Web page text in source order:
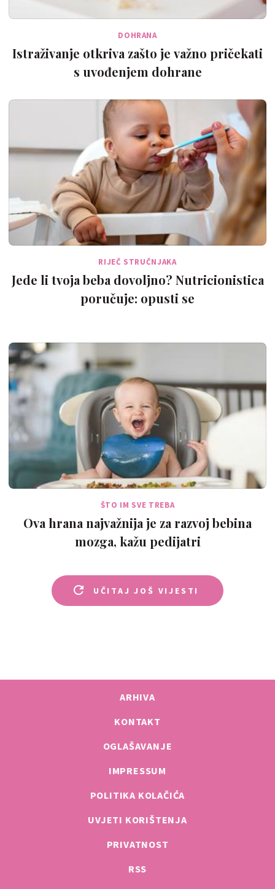
DOHRANA
Istraživanje otkriva zašto je važno pričekati
s uvođenjem dohrane
RIJEČ STRUČNJAKA
Jede li tvoja beba dovoljno? Nutricionistica
poručuje: opusti se
ŠTO IM SVE TREBA
Ova hrana najvažnija je za razvoj bebina
mozga, kažu pedijatri
UČITAJ JOŠ VIJESTI
ARHIVA
KONTAKT
OGLAŠAVANJE
IMPRESSUM
POLITIKA KOLAČIĆA
UVJETI KORIŠTENJA
PRIVATNOST
RSS